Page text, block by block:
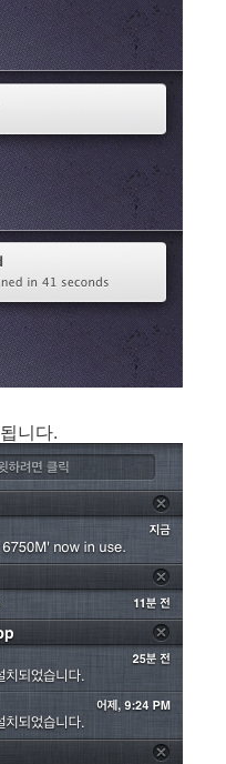
됩니다.